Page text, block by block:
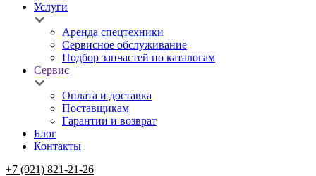
Услуги
Аренда спецтехники
Сервисное обслуживание
Подбор запчастей по каталогам
Сервис
Оплата и доставка
Поставщикам
Гарантии и возврат
Блог
Контакты
+7 (921) 821-21-26